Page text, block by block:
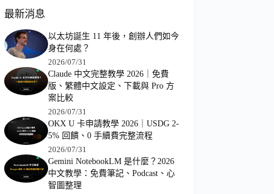
最新消息
以太坊誕生 11 年後，創辦人們如今
身在何處？
2026/07/31
Claude 中文完整教學 2026｜免費
版、繁體中文設定、下載與 Pro 方
案比較
2026/07/31
OKX U 卡申請教學 2026｜USDG 2-
5% 回饋、0 手續費完整流程
2026/07/31
Gemini NotebookLM 是什麼？2026
中文教學：免費筆記、Podcast、心
智圖整理